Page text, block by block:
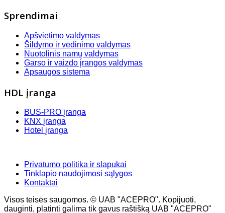
Sprendimai
Apšvietimo valdymas
Šildymo ir vėdinimo valdymas
Nuotolinis namų valdymas
Garso ir vaizdo įrangos valdymas
Apsaugos sistema
HDL įranga
BUS-PRO įranga
KNX įranga
Hotel įranga
Privatumo politika ir slapukai
Tinklapio naudojimosi sąlygos
Kontaktai
Visos teisės saugomos. © UAB "ACEPRO". Kopijuoti,
dauginti, platinti galima tik gavus raštišką UAB "ACEPRO"